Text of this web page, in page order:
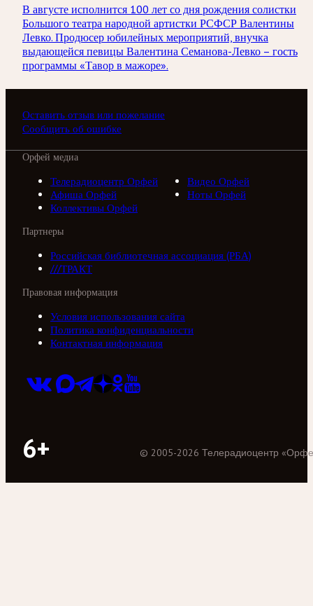
В августе исполнится 100 лет со дня рождения солистки
Большого театра народной артистки РСФСР Валентины
Левко. Продюсер юбилейных мероприятий, внучка
выдающейся певицы Валентина Семанова-Левко – гость
программы «Тавор в мажоре».
Оставить отзыв или пожелание
Сообщить об ошибке
Орфей медиа
Телерадиоцентр Орфей
Видео Орфей
Афиша Орфей
Ноты Орфей
Коллективы Орфей
Партнеры
Российская библиотечная ассоциация (РБА)
///ТРАКТ
Правовая информация
Условия использования сайта
Политика конфиденциальности
Контактная информация
6+ © 2005-2026 Телерадиоцентр